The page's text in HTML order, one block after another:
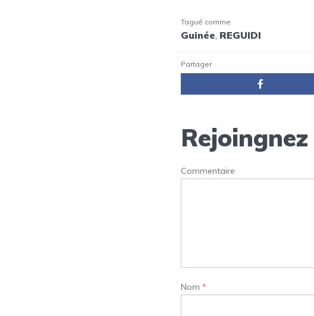
Tagué comme
Guinée REGUIDI
Partager
Commentaire
Nom *